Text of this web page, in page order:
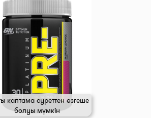
қаптама суреттен өзгеше
болуы мүмкін